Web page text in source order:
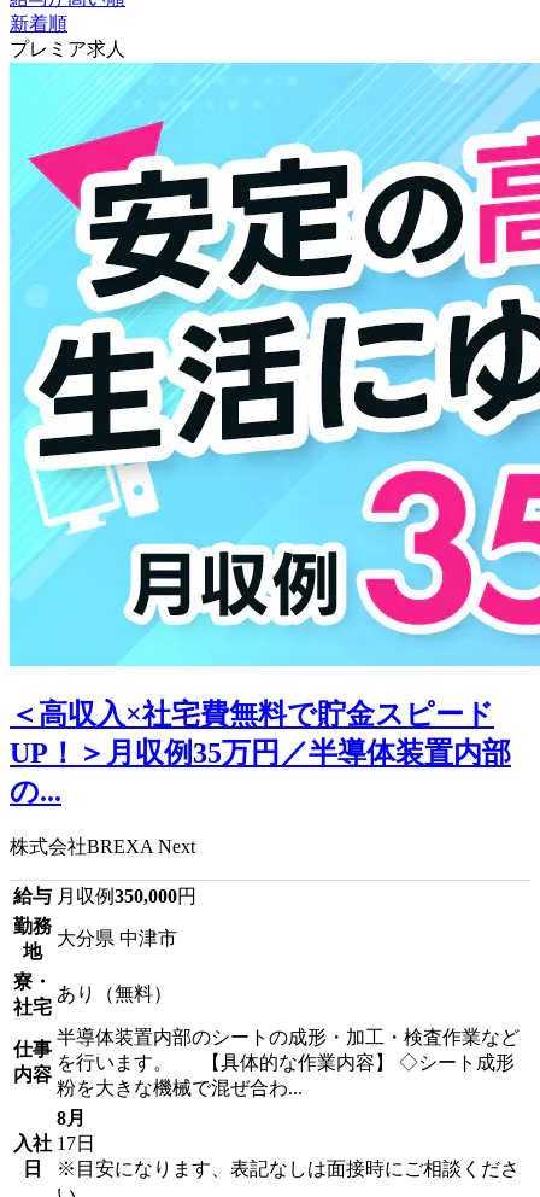
新着順
プレミア求人
＜高収入×社宅費無料で貯金スピード
UP！＞月収例35万円／半導体装置内部
の...
株式会社BREXA Next
給与 月収例350,000円
勤務
地
大分県 中津市
寮・
社宅
あり（無料）
仕事
内容
半導体装置内部のシートの成形・加工・検査作業など
を行います。 【具体的な作業内容】 ◇シート成形
粉を大きな機械で混ぜ合わ...
入社
日
8月
17日
※目安になります、表記なしは面接時にご相談くださ